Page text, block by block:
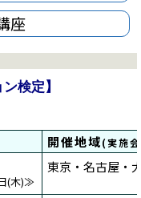
座
検定】
開催地域(実施
(木)≫
東京・名古屋・